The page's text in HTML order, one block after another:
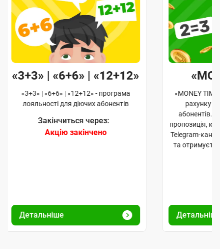
«3+3» | «6+6» | «12+12»
«3+3» | «6+6» | «12+12» - програма
лояльності для діючих абонентів
Закінчиться через:
Акцію закінчено
Детальніше
«MONEY
рахунку
абонентів.
пропозиція,
Telegram-
та